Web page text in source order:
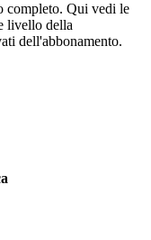
completo. Qui vedi le
livello della
dell'abbonamento.